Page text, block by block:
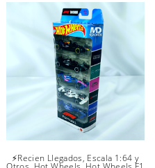
⚡Recien Llegados, Escala 1:64 y